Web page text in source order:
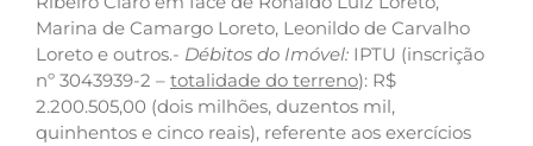
Marina de Camargo Loreto, Leonildo de Carvalho
Loreto e outros.- Débitos do Imóvel: IPTU (inscrição
nº 3043939-2 – totalidade do terreno): R$
2.200.505,00 (dois milhões, duzentos mil,
quinhentos e cinco reais), referente aos exercícios